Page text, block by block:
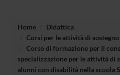
Home
Didattica
Corsi per le attività di
Corso di formazione per il
specializzazione per le attività di
alunni con disabilità nella scuola